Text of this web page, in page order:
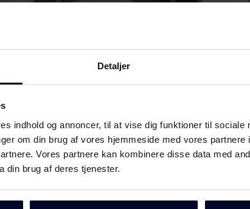
Detaljer
indhold og annoncer, til at vise dig funktioner til sociale
om din brug af vores hjemmeside med vores partnere
Vores partnere kan kombinere disse data med
din brug af deres tjenester.